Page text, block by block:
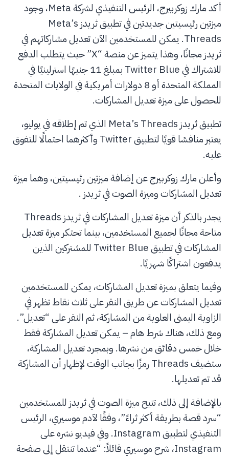
أكد مارك زوكربيرج، الرئيس التنفيذي لشركة Meta، وجود
ميزتين رئيسيتين جديدتين في تطبيق ثريدز Meta’s
Threads. يمكن للمستخدمين الآن تعديل مشاركاتهم في
ثريدز مجانًا، وهذا يتميز عن منصة “X” حيث يتطلب الدفع
للاشتراك في Twitter Blue بمبلغ 11 جنيهًا استرلينيًا في
المملكة المتحدة أو 8 دولارات أمريكية في الولايات المتحدة
للحصول على ميزة تعديل المشاركات.
تطبيق ثريدز Meta’s Threads الذي تم إطلاقه في يوليو،
يعتبر منافسًا قويًا لتطبيق Twitter وأكثرهما احتمالًا للتفوق
عليه.
وأعلن مارك زوكربيرج عن إضافة ميزتين رئيسيتين، وهما ميزة
تعديل المشاركات وميزة الصوت في ثريدز .
يجدر بالذكر أن ميزة تعديل المشاركات في ثريدز Threads
متاحة مجانًا لجميع المستخدمين، بينما تحتكر ميزة تعديل
المشاركات في تطبيق Twitter Blue للمشتركين الذين
يدفعون اشتراكًا شهريًا.
وفيما يتعلق بميزة تعديل المشاركات، يمكن للمستخدمين
تعديل المشاركات عن طريق النقر على ثلاث نقاط تظهر في
الزاوية اليمنى العلوية من المشاركة، ثم النقر على “تعديل”.
ومع ذلك، هناك شرط هام – يمكن تعديل المشاركة فقط
خلال خمس دقائق من نشرها. وبمجرد تعديل المشاركة،
ستضيف Threads رمزًا بجانب الوقت لإظهار أن المشاركة
قد تم تعديلها.
بالإضافة إلى ذلك، تتيح ميزة الصوت في ثريدز للمستخدمين
“سرد قصة بطريقة أكثر ثراءً”، وفقًا لآدم موسيري، الرئيس
التنفيذي لتطبيق Instagram. وفي فيديو نشره على
Instagram، شرح موسيري قائلاً: “عندما تنتقل إلى صفحة